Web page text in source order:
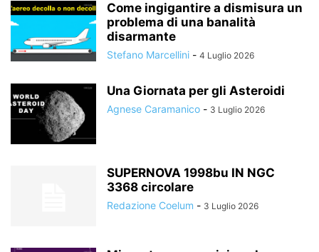
Come ingigantire a dismisura un
problema di una banalità
disarmante
Stefano Marcellini - 4 Luglio 2026
Una Giornata per gli Asteroidi
Agnese Caramanico - 3 Luglio 2026
SUPERNOVA 1998bu IN NGC
3368 circolare
Redazione Coelum - 3 Luglio 2026